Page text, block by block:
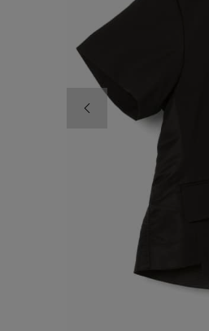
前の画像